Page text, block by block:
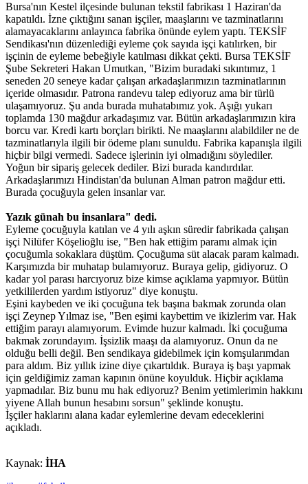
Bursa'nın Kestel ilçesinde bulunan tekstil fabrikası 1 Haziran'da
kapatıldı. İzne çıktığını sanan işçiler, maaşlarını ve tazminatlarını
alamayacaklarını anlayınca fabrika önünde eylem yaptı. TEKSİF
Sendikası'nın düzenlediği eyleme çok sayıda işçi katılırken, bir
işçinin de eyleme bebeğiyle katılması dikkat çekti. Bursa TEKSİF
Şube Sekreteri Hakan Umutkan, "Bizim buradaki sıkıntımız, 1
seneden 20 seneye kadar çalışan arkadaşlarımızın tazminatlarının
içeride olmasıdır. Patrona randevu talep ediyoruz ama bir türlü
ulaşamıyoruz. Şu anda burada muhatabımız yok. Aşığı yukarı
toplamda 130 mağdur arkadaşımız var. Bütün arkadaşlarımızın kira
borcu var. Kredi kartı borçları birikti. Ne maaşlarını alabildiler ne de
tazminatlarıyla ilgili bir ödeme planı sunuldu. Fabrika kapanışla ilgili
hiçbir bilgi vermedi. Sadece işlerinin iyi olmadığını söylediler.
Yoğun bir sipariş gelecek dediler. Bizi burada kandırdılar.
Arkadaşlarımızı Hindistan'da bulunan Alman patron mağdur etti.
Burada çocuğuyla gelen insanlar var.
Yazık günah bu insanlara" dedi.
Eyleme çocuğuyla katılan ve 4 yılı aşkın süredir fabrikada çalışan
işçi Nilüfer Köşelioğlu ise, "Ben hak ettiğim paramı almak için
çocuğumla sokaklara düştüm. Çocuğuma süt alacak param kalmadı.
Karşımızda bir muhatap bulamıyoruz. Buraya gelip, gidiyoruz. O
kadar yol parası harcıyoruz bize kimse açıklama yapmıyor. Bütün
yetkililerden yardım istiyoruz" diye konuştu.
Eşini kaybeden ve iki çocuğuna tek başına bakmak zorunda olan
işçi Zeynep Yılmaz ise, "Ben eşimi kaybettim ve ikizlerim var. Hak
ettiğim parayı alamıyorum. Evimde huzur kalmadı. İki çocuğuma
bakmak zorundayım. İşsizlik maaşı da alamıyoruz. Onun da ne
olduğu belli değil. Ben sendikaya gidebilmek için komşularımdan
para aldım. Biz yıllık izine diye çıkartıldık. Buraya iş başı yapmak
için geldiğimiz zaman kapının önüne koyulduk. Hiçbir açıklama
yapmadılar. Biz bunu mu hak ediyoruz? Benim yetimlerimin hakkını
yiyene Allah bunun hesabını sorsun" şeklinde konuştu.
İşçiler haklarını alana kadar eylemlerine devam edeceklerini
açıkladı.
Kaynak: İHA